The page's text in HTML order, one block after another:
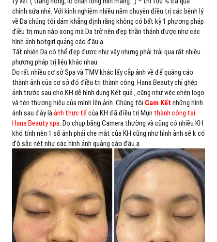
chỉnh sửa nhé. Với kinh nghiệm nhiều năm chuyên điều trị các bệnh lý
về Da chúng tôi dám khẳng định rằng không có bất kỳ 1 phương pháp
điều trị mụn nào xong mà Da trở nên đẹp thần thánh được như các
hình ảnh hotgirl quảng cáo đâu ạ.
Tất nhiên Da có thể đẹp được như vậy nhưng phải trải qua rất nhiều
phương pháp trị liệu khác nhau.
Do rất nhiều cơ sở Spa và TMV khác lấy cắp ảnh về để quảng cáo
thành ảnh của cơ sở đó điều trị thành công. Hana Beauty chỉ ghép
ảnh trước sau cho KH dễ hình dung Kết quả , cũng như việc chèn logo
và tên thương hiệu của mình lên ảnh. Chúng tôi Cam Kết những hình
ảnh sau đây là ảnh thực tếcủa KH đã điều trị Mụn thành công tại
Hana Beauty spa . Do chụp bằng Camera thường và cũng có nhiều KH
khó tính nên 1 số ảnh phải che mắt của KH cũng như hình ảnh sẽ k có
độ sắc nét như các hình ảnh quảng cáo đâu ạ